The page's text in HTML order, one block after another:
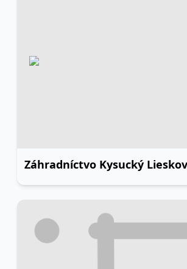
Záhradníctvo Kysucký